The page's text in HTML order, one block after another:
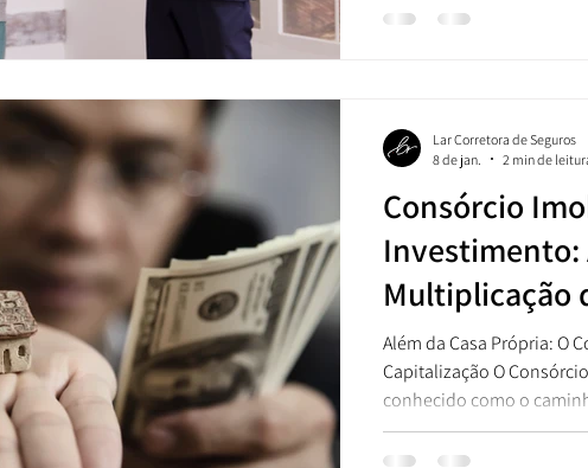
consórcio. Para muitos, o
s
Consórcio
Investimento:
Multiplicação
Além da Casa Própria: O
Capitalização O Consórcio
conhecido como o
própria. No entanto, sua
mecanismo de reajuste o
Lar Corretora de Seguros
8 de jan.
2 min de